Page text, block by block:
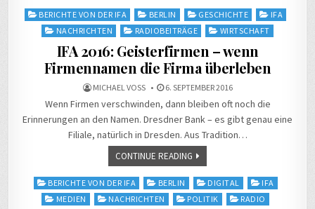
Posted
BERICHTE VON DER IFA BERLIN GESCHICHTE
IFA
NACHRICHTEN
RADIOBEITRÄGE WIRTSCHAFT
IFA 2016: Geisterfirmen – wenn
Firmennamen die Firma überleben
MICHAEL VOSS 6. SEPTEMBER 2016
Wenn Firmen verschwinden, dann bleiben oft noch die
Erinnerungen an den Namen. Dresdner Bank – es gibt genau eine
Filiale, natürlich in Dresden. Aus Tradition…
CONTINUE READING
Posted
BERICHTE VON DER IFA BERLIN DIGITAL
IFA
MEDIEN
NACHRICHTEN POLITIK
RADIO